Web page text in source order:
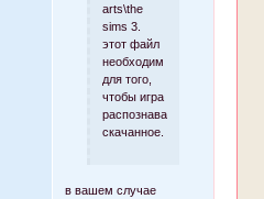
arts\the
sims 3.
этот файл
необходим
для того,
чтобы игра
распознавала
скачанное.
в вашем случае